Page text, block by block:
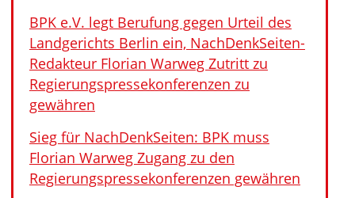
BPK e.V. legt Berufung gegen Urteil des
Landgerichts Berlin ein, NachDenkSeiten-
Redakteur Florian Warweg Zutritt zu
Regierungspressekonferenzen zu
gewähren
Sieg für NachDenkSeiten: BPK muss
Florian Warweg Zugang zu den
Regierungspressekonferenzen gewähren